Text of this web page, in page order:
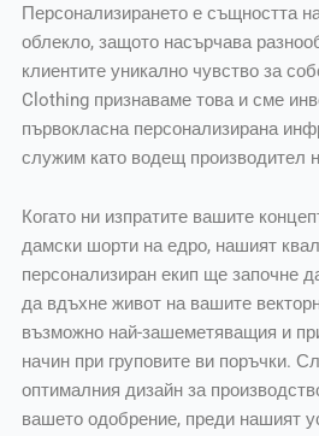
Персонализирането е същността
облекло, защото насърчава
клиентите уникално чувство за
Clothing признаваме това и сме
първокласна персонализирана
служим като водещ производител
Когато ни изпратите вашите
дамски шорти на едро, нашият
персонализиран екип ще започне
да вдъхне живот на вашите
възможно най-зашеметяващия и
начин при груповите ви поръчки.
оптималния дизайн за
вашето одобрение, преди нашият